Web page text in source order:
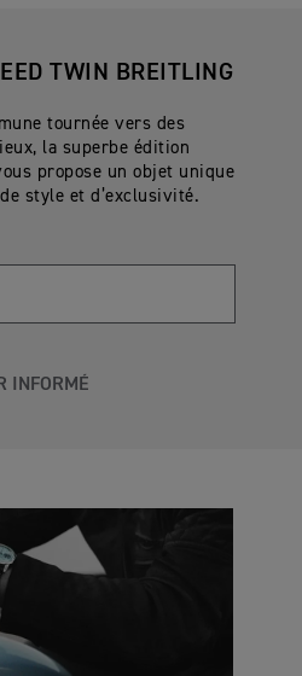
TWIN BREITLING
tournée vers des
la superbe édition
propose un objet unique
style et d’exclusivité.
INFORMÉ